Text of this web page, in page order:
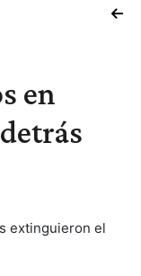
en
extinguieron el